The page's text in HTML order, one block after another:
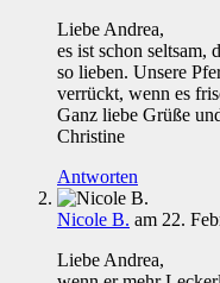
Liebe Andrea,
es ist schon seltsam,
so lieben. Unsere
verrückt, wenn es
Ganz liebe Grüße
Christine
Antworten
Nicole B. am 22.
Liebe Andrea,